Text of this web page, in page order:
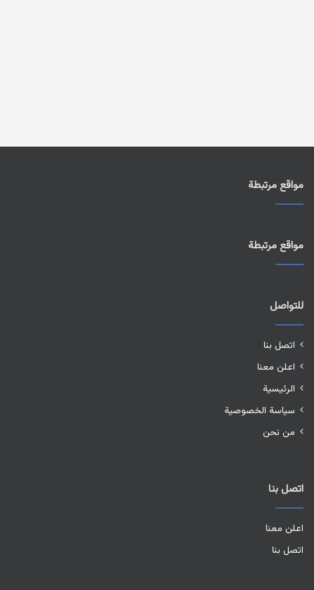
مواقع مرتبطة
مواقع مرتبطة
للتواصل
اتصل بنا
اعلن معنا
الرئيسية
سياسة الخصوصية
من نحن
اتصل بنا
اعلن معنا
اتصل بنا